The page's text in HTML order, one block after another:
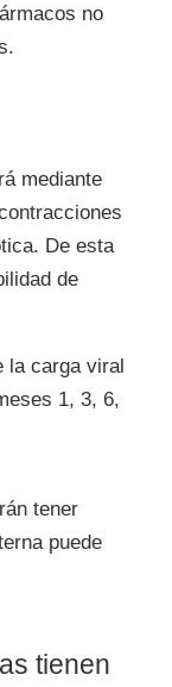
no
mediante
De esta
de
la carga viral
1, 3, 6,
tener
puede
tienen